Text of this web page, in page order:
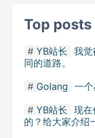
Top posts
YB站长 我觉
同的道路。
Golang 一
YB站长 现在
的？给大家介绍